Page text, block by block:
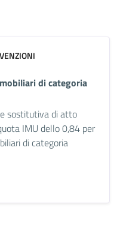
di categoria
sostitutiva di atto
IMU dello 0,84 per
di categoria